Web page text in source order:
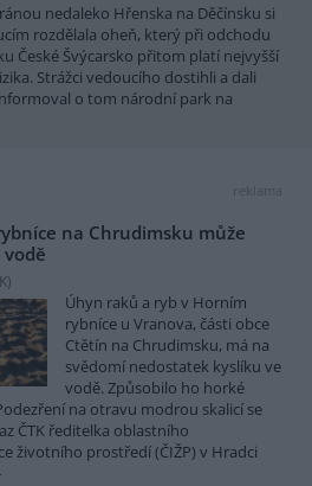
nedaleko Hřenska na Děčínsku si
rozdělala oheň, který při odchodu
České Švýcarsko přitom platí nejvyšší
Strážci vedoucího dostihli a dali
o tom národní park na
reklama
na Chrudimsku může
)
Úhyn raků a ryb v Horním
rybníce u Vranova, části obce
Ctětín na Chrudimsku, má na
svědomí nedostatek kyslíku ve
vodě. Způsobilo ho horké
na otravu modrou skalicí se
ČTK ředitelka oblastního
životního prostředí (ČIŽP) v Hradci